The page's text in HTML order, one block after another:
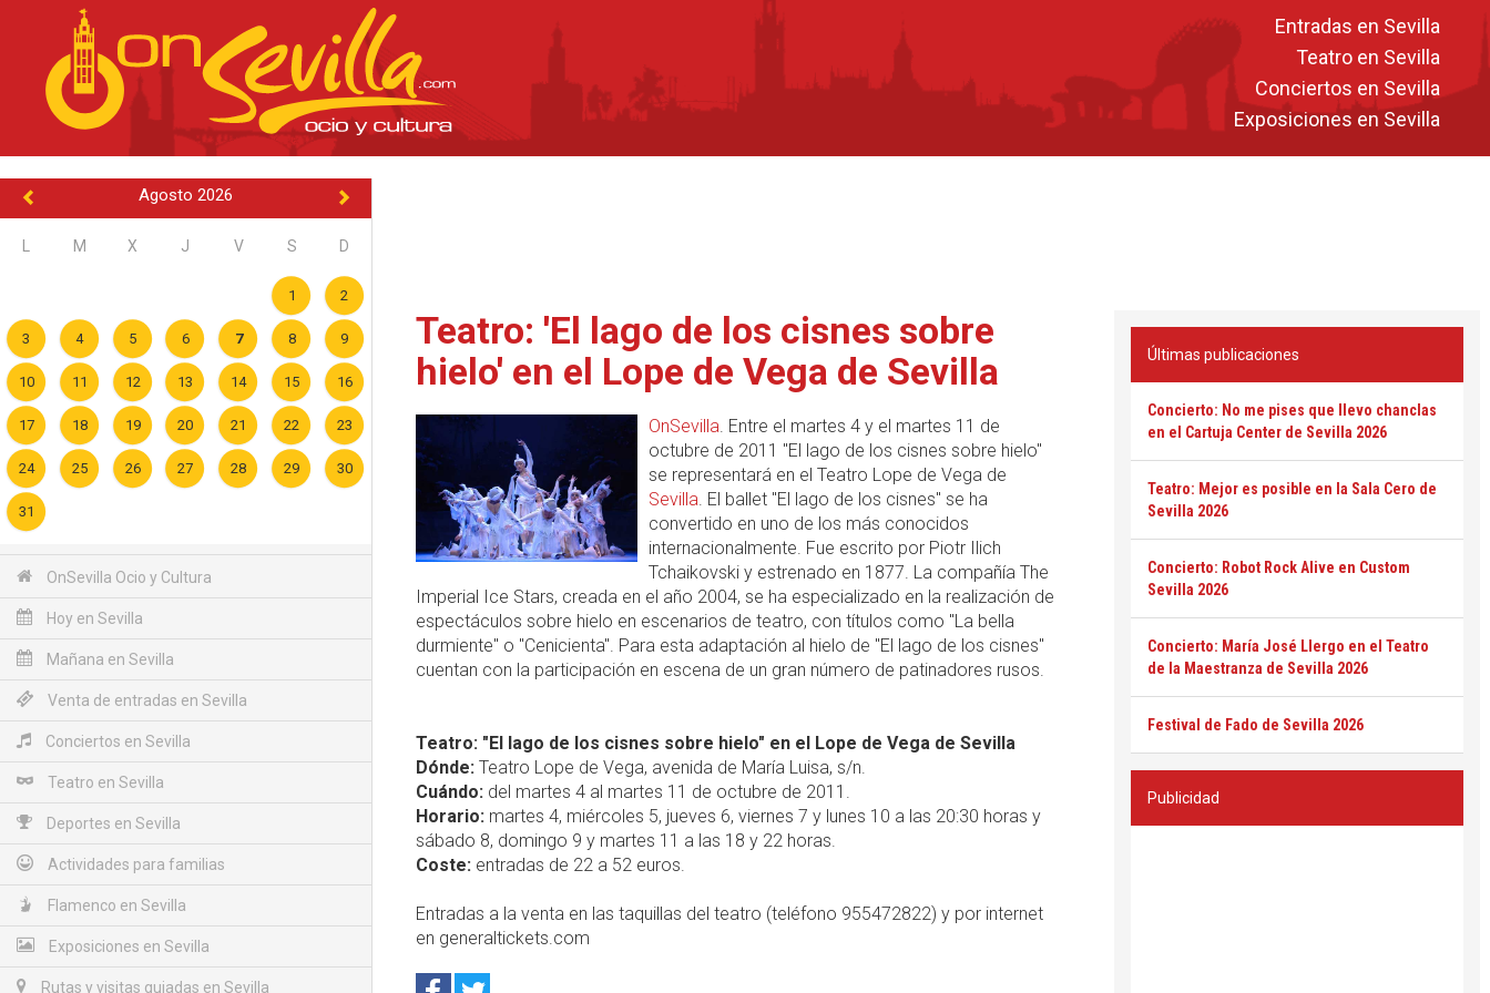
Entradas en Sevilla
Teatro en Sevilla
Conciertos en Sevilla
Exposiciones en Sevilla
Agosto 2026
M X J V S D
1 2
3 4 5 6 7 8 9
10 11 12 13 14 15 16
17 18 19 20 21 22 23
24 25 26 27 28 29 30
31
OnSevilla Ocio y Cultura
Hoy en Sevilla
Mañana en Sevilla
Venta de entradas en Sevilla
Conciertos en Sevilla
Teatro en Sevilla
Deportes en Sevilla
Actividades para familias
Flamenco en Sevilla
Exposiciones en Sevilla
Rutas y visitas guiadas en Sevilla
Teatro: 'El lago de los cisnes sobre
hielo' en el Lope de Vega de Sevilla
OnSevilla. Entre el martes 4 y el martes 11 de
octubre de 2011 "El lago de los cisnes sobre hielo"
se representará en el Teatro Lope de Vega de
Sevilla. El ballet "El lago de los cisnes" se ha
convertido en uno de los más conocidos
internacionalmente. Fue escrito por Piotr Ilich
Tchaikovski y estrenado en 1877. La compañía The
Imperial Ice Stars, creada en el año 2004, se ha especializado en la realización de
espectáculos sobre hielo en escenarios de teatro, con títulos como "La bella
durmiente" o "Cenicienta". Para esta adaptación al hielo de "El lago de los cisnes"
cuentan con la participación en escena de un gran número de patinadores rusos.
Teatro: "El lago de los cisnes sobre hielo" en el Lope de Vega de Sevilla
Dónde: Teatro Lope de Vega, avenida de María Luisa, s/n.
Cuándo: del martes 4 al martes 11 de octubre de 2011.
Horario: martes 4, miércoles 5, jueves 6, viernes 7 y lunes 10 a las 20:30 horas y
sábado 8, domingo 9 y martes 11 a las 18 y 22 horas.
Coste: entradas de 22 a 52 euros.
Entradas a la venta en las taquillas del teatro (teléfono 955472822) y por internet
en generaltickets.com
Últimas publicaciones
Concierto: No me pises que llevo chanclas
en el Cartuja Center de Sevilla 2026
Teatro: Mejor es posible en la Sala Cero de
Sevilla 2026
Concierto: Robot Rock Alive en Custom
Sevilla 2026
Concierto: María José Llergo en el Teatro
de la Maestranza de Sevilla 2026
Festival de Fado de Sevilla 2026
Publicidad